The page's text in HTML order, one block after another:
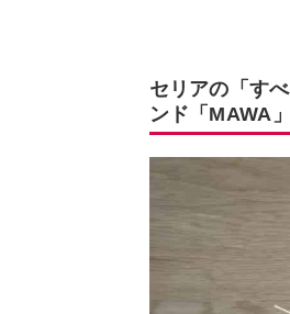
セリアの「す
ンド「MAWA